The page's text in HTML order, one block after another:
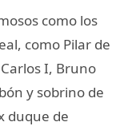
como los
como Pilar de
I, Bruno
y sobrino de
duque de